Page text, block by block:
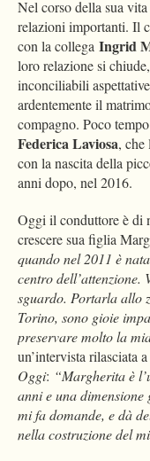
Nel corso della sua
relazioni importanti. Il
con la collega Ingrid
loro relazione si
inconciliabili
ardentemente il
compagno. Poco
Federica Laviosa, che
con la nascita della
anni dopo, nel 2016.
Oggi il conduttore è di
crescere sua figlia
quando nel 2011 è
centro
sguardo. Portarla allo
Torino, sono gioie
preservare molto la
un’intervista rilasciata
Oggi: “Margherita è
anni e una
mi fa domande, e dà
nella costruzione del